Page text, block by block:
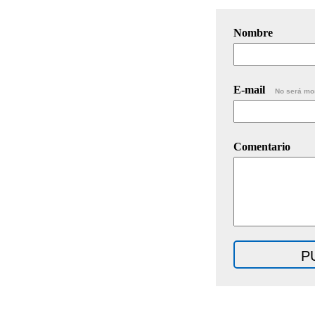
Nombre
E-mail No será
Comentario